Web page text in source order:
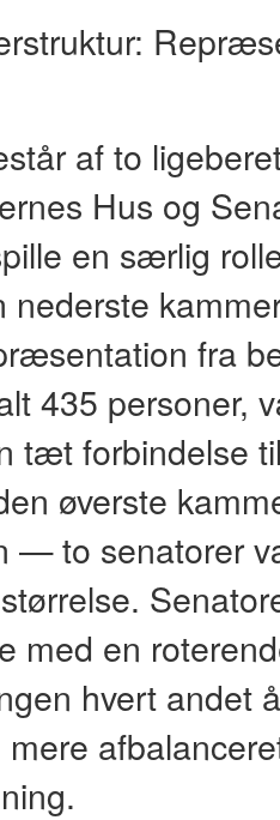
af to
Hus og
en særlig
nederste
fra
435 personer,
tæt forbindelse
øverste
— to senatorer
med en
hvert andet